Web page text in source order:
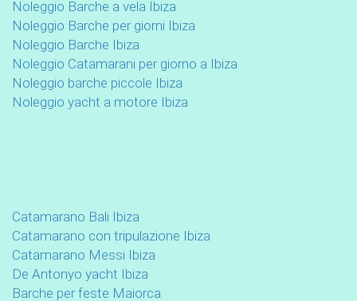
Noleggio Barche a vela Ibiza
Noleggio Barche per giorni Ibiza
Noleggio Barche Ibiza
Noleggio Catamarani per giorno a Ibiza
Noleggio barche piccole Ibiza
Noleggio yacht a motore Ibiza
Catamarano Bali Ibiza
Catamarano con tripulazione Ibiza
Catamarano Messi Ibiza
De Antonyo yacht Ibiza
Barche per feste Maiorca